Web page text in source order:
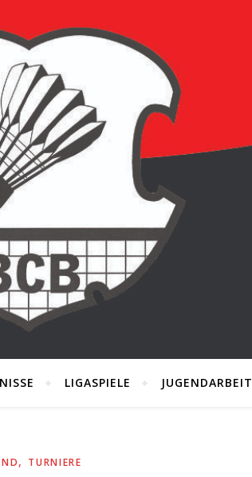
LIGASPIELE JUGENDARBEIT
, TURNIERE